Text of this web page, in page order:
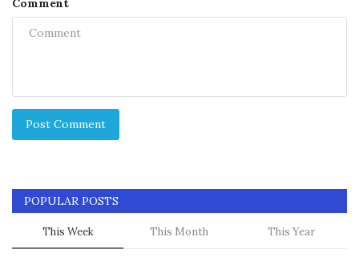
Comment
Post Comment
POPULAR POSTS
This Week This Month This Year